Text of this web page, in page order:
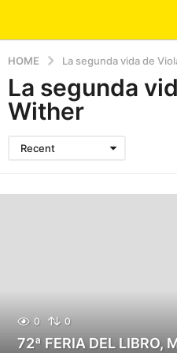
HOME La segunda vida de
La segunda
Wither
Recent
0 0
72ª FERIA DEL LIBRO,